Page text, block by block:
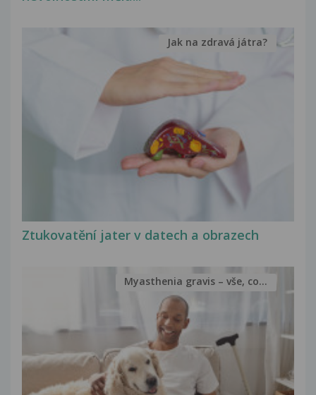
Ztukovatění jater v datech a obrazech
Jak na zdravá játra?
Myasthenia gravis – vše, co...